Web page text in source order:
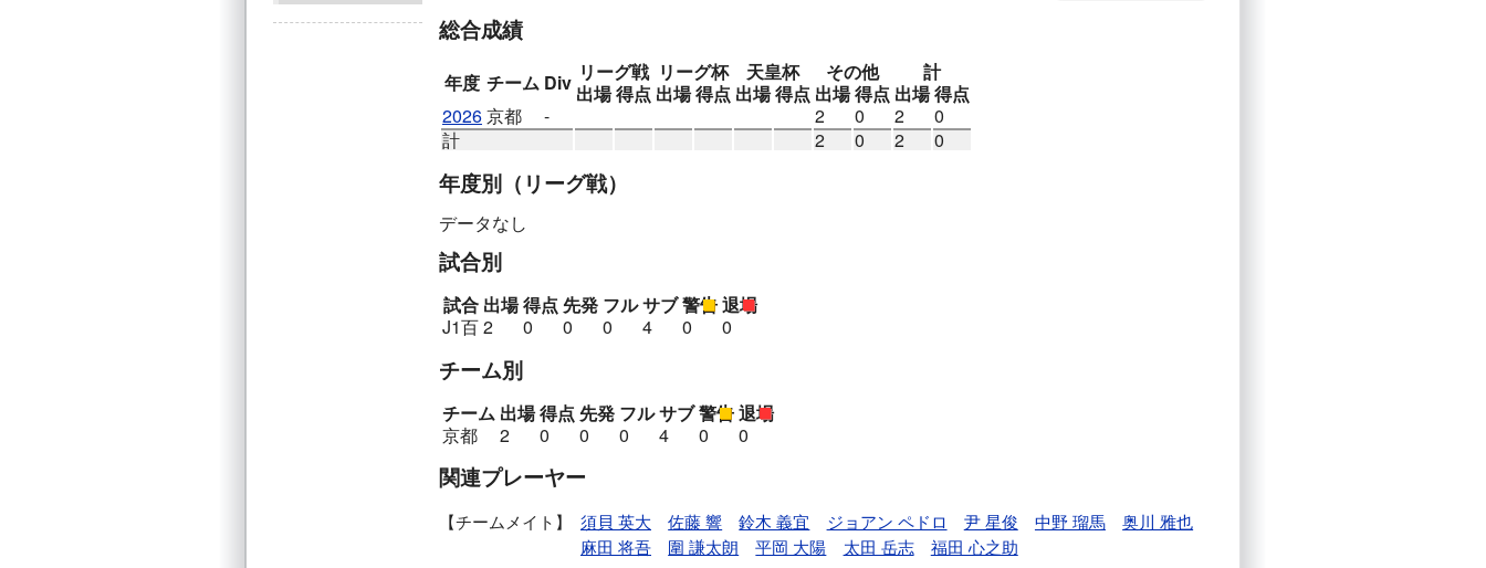
総合成績
年度 チーム Div リーグ戦 リーグ杯 天皇杯 その他
計
出場得点 出場得点 出場得点 出場得点 出場得点
2026京都 - 2 0 2
0
計
2 0 2 0
年度別 （リーグ戦）
データなし
試合別
試合 出場得点 先発 フルサブ警告退場
J1百2 0 0 0 4 0 0
チーム別
チーム 出場得点 先発 フルサブ警告退場
京都
2 0 0 0 4 0 0
関連プレーヤー
チームメイト 須貝 英大 佐藤 響 鈴木 義宜 ジョアン ペドロ 尹 星俊 中野 瑠馬
奥川 雅也
麻田 将吾
圍 謙太朗 平岡 大陽 太田 岳志
福田 心之助